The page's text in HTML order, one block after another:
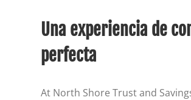
Una experiencia de
perfecta
At North Shore Trust and